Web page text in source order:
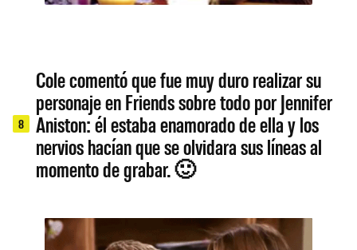
8
Cole comentó que fue muy duro realizar su
personaje en Friends sobre todo por Jennifer
Aniston: él estaba enamorado de ella y los
nervios hacían que se olvidara sus líneas al
momento de grabar. 🙂